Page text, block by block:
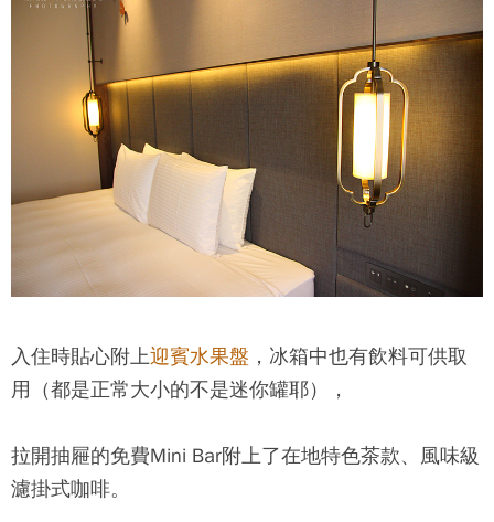
入住時貼心附上迎賓水果盤 ，冰箱中也有飲料可供取
用（都是正常大小的不是迷你罐耶），
拉開抽屜的免費Mini Bar附上了在地特色茶款、風味級
濾掛式咖啡。